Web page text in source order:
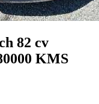
82 cv
KMS